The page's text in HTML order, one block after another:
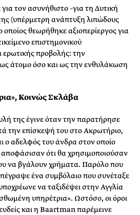
τον ασυνήθιστο –για τη Δυτική
(υπέρμετρη ανάπτυξη λιπώδους
οποίος θεωρήθηκε αξιοπερίεργος για
επιστημονικού
ερωτικής προβολής: την
άτομο όσο και ως την ενθυλάκωση
Κοινώς Σκλάβα
της έγινε όταν την παρατήρησε
την επίσκεψή του στο Ακρωτήριο,
ο αδελφός του άνδρα στον οποίο
ότι θα χρησιμοποιούσαν
να βγάλουν χρήματα. Παρόλο που
ένα συμβόλαιο που συνέταξε
να ταξιδέψει στην Αγγλία
υπηρέτρια». Ωστόσο, οι όροι
και η Baartman παρέμεινε